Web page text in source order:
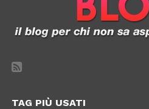
TAG PIÙ USATI